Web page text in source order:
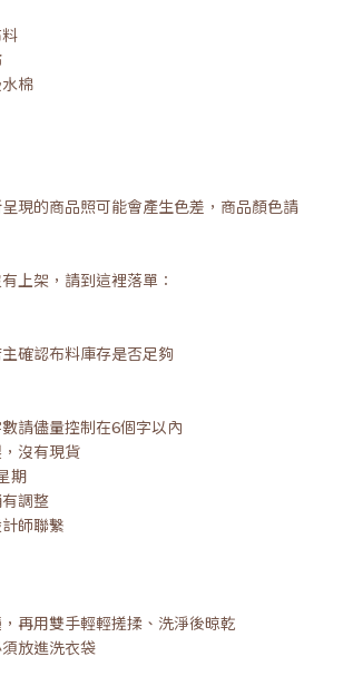
棉
現的商品照可能會產生色差，商品顏色請
上架，請到這裡落單：
確認布料庫存是否足夠
請儘量控制在6個字以內
沒有現貨
期
調整
師聯繫
再用雙手輕輕搓揉、洗淨後晾乾
放進洗衣袋